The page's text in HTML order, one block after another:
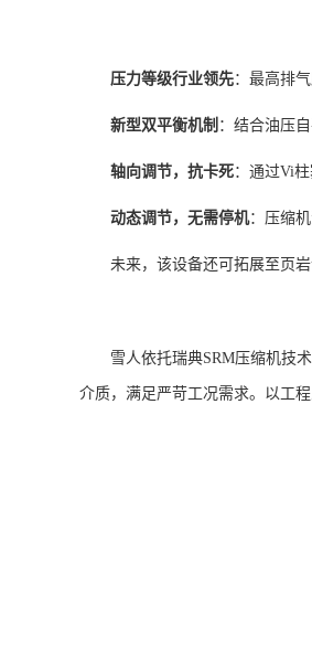
压力等级行业领先：最高排
新型双平衡机制 ：结合油压
轴向调节，抗卡死：通过Vi
动态调节，无需停机：压缩
未来，该设备还可拓展至页
雪人依托瑞典SRM压缩机技
介质，满足严苛工况需求。以工